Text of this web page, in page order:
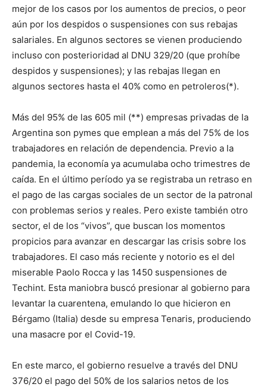
mejor de los casos por los aumentos de precios, o peor
aún por los despidos o suspensiones con sus rebajas
salariales. En algunos sectores se vienen produciendo
incluso con posterioridad al DNU 329/20 (que prohíbe
despidos y suspensiones); y las rebajas llegan en
algunos sectores hasta el 40% como en petroleros(*).
Más del 95% de las 605 mil (**) empresas privadas de la
Argentina son pymes que emplean a más del 75% de los
trabajadores en relación de dependencia. Previo a la
pandemia, la economía ya acumulaba ocho trimestres de
caída. En el último período ya se registraba un retraso en
el pago de las cargas sociales de un sector de la patronal
con problemas serios y reales. Pero existe también otro
sector, el de los “vivos”, que buscan los momentos
propicios para avanzar en descargar las crisis sobre los
trabajadores. El caso más reciente y notorio es el del
miserable Paolo Rocca y las 1450 suspensiones de
Techint. Esta maniobra buscó presionar al gobierno para
levantar la cuarentena, emulando lo que hicieron en
Bérgamo (Italia) desde su empresa Tenaris, produciendo
una masacre por el Covid-19.
En este marco, el gobierno resuelve a través del DNU
376/20 el pago del 50% de los salarios netos de los